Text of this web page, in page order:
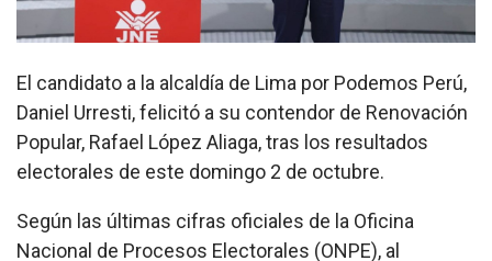
El candidato a la alcaldía de Lima por Podemos Perú,
Daniel Urresti, felicitó a su contendor de Renovación
Popular, Rafael López Aliaga, tras los resultados
electorales de este domingo 2 de octubre.
Según las últimas cifras oficiales de la Oficina
Nacional de Procesos Electorales (ONPE), al